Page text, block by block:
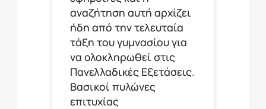
αναζήτηση αυτή αρχίζει
ήδη από την τελευταία
τάξη του γυμνασίου για
να ολοκληρωθεί στις
Πανελλαδικές Εξετάσεις.
Βασικοί πυλώνες
επιτυχίας